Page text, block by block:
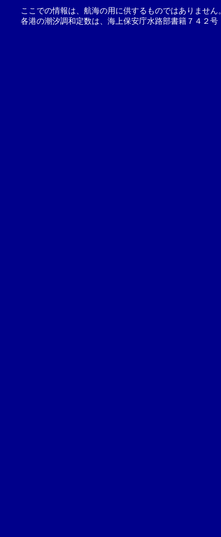
ここでの情報は、航海の用に供するものではありませ
各港の潮汐調和定数は、海上保安庁水路部書籍７４２